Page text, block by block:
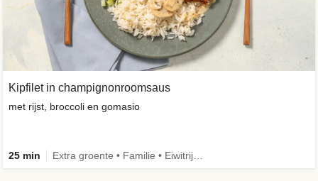
Kipfilet in champignonroomsaus
met rijst, broccoli en gomasio
25 min